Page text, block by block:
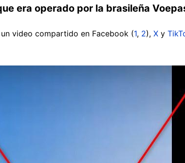
era operado por la brasileña
video compartido en Facebook (1, 2), X y